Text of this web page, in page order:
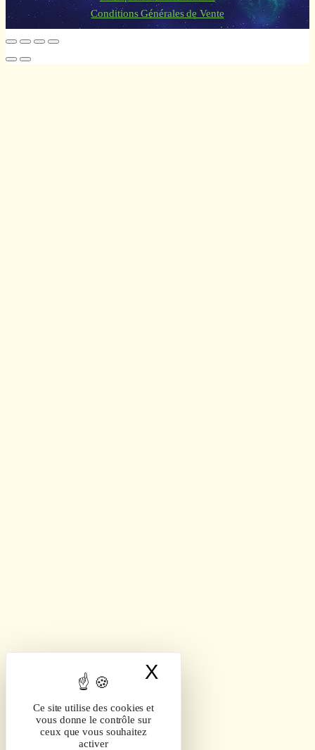
Ce site utilise des cookies et
vous donne le contrôle sur
ceux que vous souhaitez
activer
X
Conditions Générales de Vente